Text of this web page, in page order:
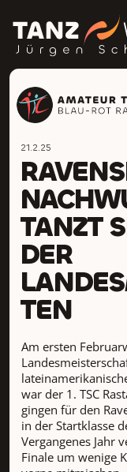
21.2.25
TANZT
DER
TEN
Am ersten
war der 1. TSC
gingen für den
in der Startklasse
Vergangenes Jahr
Finale um wenige